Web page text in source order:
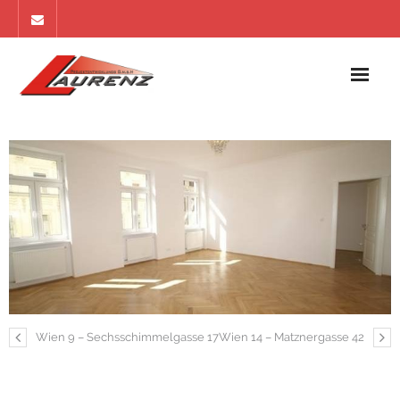
Referenzen
Apartments
Ankauf
Impressum
Kontakt
Wien 9 – Sechsschimmelgasse 17Wien 14 – Matznergasse 42